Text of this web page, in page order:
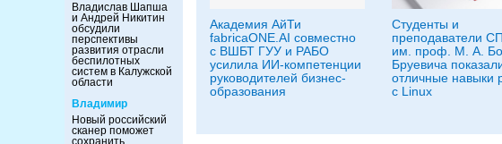
Владислав Шапша
и Андрей Никитин
обсудили
перспективы
развития отрасли
беспилотных
систем в Калужской
области
Владимир
Новый российский
сканер поможет
сохранить
Академия АйТи
fabricaONE.AI совместно
с ВШБТ ГУУ и РАБО
усилила ИИ-компетенции
руководителей бизнес-
образования
Студенты и
преподаватели
им. проф. М. А.
Бруевича
отличные навыки
с Linux